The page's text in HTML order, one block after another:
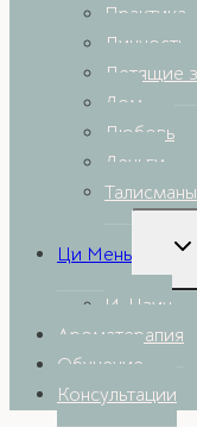
Практика
Личность
Летящие
Дом
Любовь
Деньги
Талисманы
Ци Мень
child
И-Цзин
Ароматерапия
Обучение
Консультации